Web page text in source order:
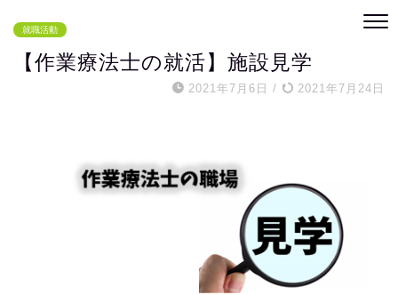
就職活動
【作業療法士の就活】施設見学
2021年7月6日 / 2021年7月24日